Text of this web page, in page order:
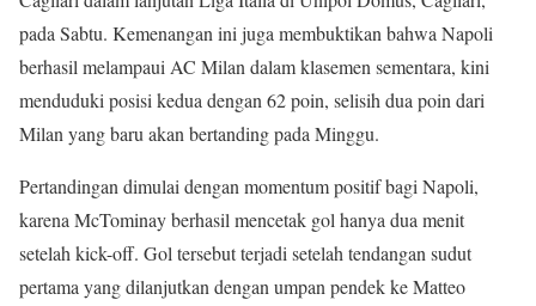
pada Sabtu. Kemenangan ini juga membuktikan bahwa Napoli
berhasil melampaui AC Milan dalam klasemen sementara, kini
menduduki posisi kedua dengan 62 poin, selisih dua poin dari
Milan yang baru akan bertanding pada Minggu.
Pertandingan dimulai dengan momentum positif bagi Napoli,
karena McTominay berhasil mencetak gol hanya dua menit
setelah kick-off. Gol tersebut terjadi setelah tendangan sudut
pertama yang dilanjutkan dengan umpan pendek ke Matteo